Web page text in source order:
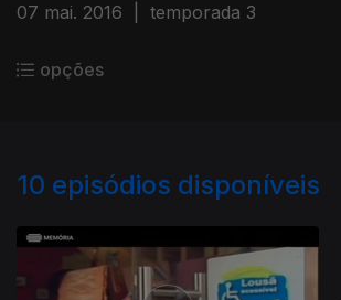
07 mai. 2016 temporada 3
opções
10 episódios disponíveis